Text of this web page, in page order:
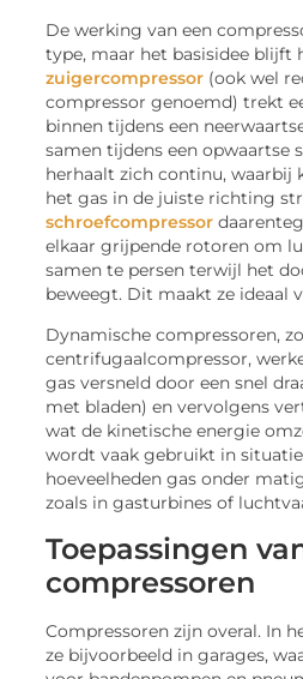
De werking van een
type, maar het basisidee blijft
zuigercompressor (ook wel
compressor genoemd) trekt
binnen tijdens een
samen tijdens een opwaartse
herhaalt zich continu, waarbij
het gas in de juiste richting
schroefcompressor
elkaar grijpende rotoren om
samen te persen terwijl het
beweegt. Dit maakt ze ideaal
Dynamische compressoren,
centrifugaalcompressor,
gas versneld door een snel
met bladen) en vervolgens
wat de kinetische energie
wordt vaak gebruikt in
hoeveelheden gas onder
zoals in gasturbines of
Toepassingen
compressoren
Compressoren zijn overal. In
ze bijvoorbeeld in garages,